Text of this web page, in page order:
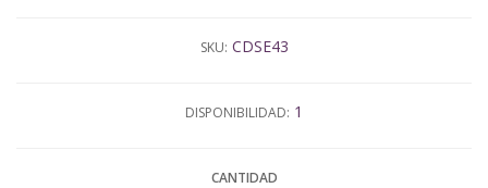
SKU: CDSE43
DISPONIBILIDAD: 1
CANTIDAD